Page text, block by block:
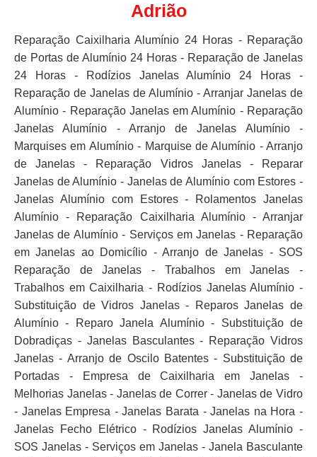
Adrião
Reparação Caixilharia Alumínio 24 Horas - Reparação
de Portas de Alumínio 24 Horas - Reparação de Janelas
24 Horas - Rodízios Janelas Alumínio 24 Horas -
Reparação de Janelas de Alumínio - Arranjar Janelas de
Alumínio - Reparação Janelas em Alumínio - Reparação
Janelas Alumínio - Arranjo de Janelas Alumínio -
Marquises em Alumínio - Marquise de Alumínio - Arranjo
de Janelas - Reparação Vidros Janelas - Reparar
Janelas de Alumínio - Janelas de Alumínio com Estores -
Janelas Alumínio com Estores - Rolamentos Janelas
Alumínio - Reparação Caixilharia Alumínio - Arranjar
Janelas de Alumínio - Serviços em Janelas - Reparação
em Janelas ao Domicílio - Arranjo de Janelas - SOS
Reparação de Janelas - Trabalhos em Janelas -
Trabalhos em Caixilharia - Rodízios Janelas Alumínio -
Substituição de Vidros Janelas - Reparos Janelas de
Alumínio - Reparo Janela Alumínio - Substituição de
Dobradiças - Janelas Basculantes - Reparação Vidros
Janelas - Arranjo de Oscilo Batentes - Substituição de
Portadas - Empresa de Caixilharia em Janelas -
Melhorias Janelas - Janelas de Correr - Janelas de Vidro
- Janelas Empresa - Janelas Barata - Janelas na Hora -
Janelas Fecho Elétrico - Rodízios Janelas Alumínio -
SOS Janelas - Serviços em Janelas - Janela Basculante